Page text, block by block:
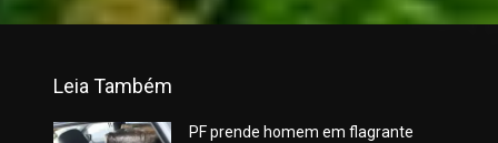
Leia Também
PF prende homem em flagrante